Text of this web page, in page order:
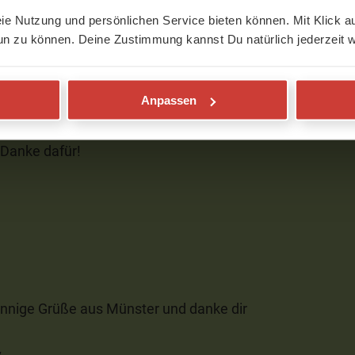
Nutzung und persönlichen Service bieten können. Mit Klick
zu können. Deine Zustimmung kannst Du natürlich jederzeit
Anpassen
bin damit in den Tg gestartet und es
dafür!
Grüße aus Münster und danke dir